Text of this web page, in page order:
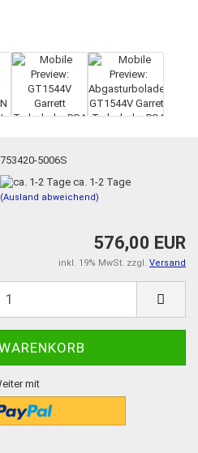
753420-5006S
ca. 1-2 Tage
(Ausland abweichend)
576,00 EUR
inkl. 19% MwSt. zzgl. Versand
mit